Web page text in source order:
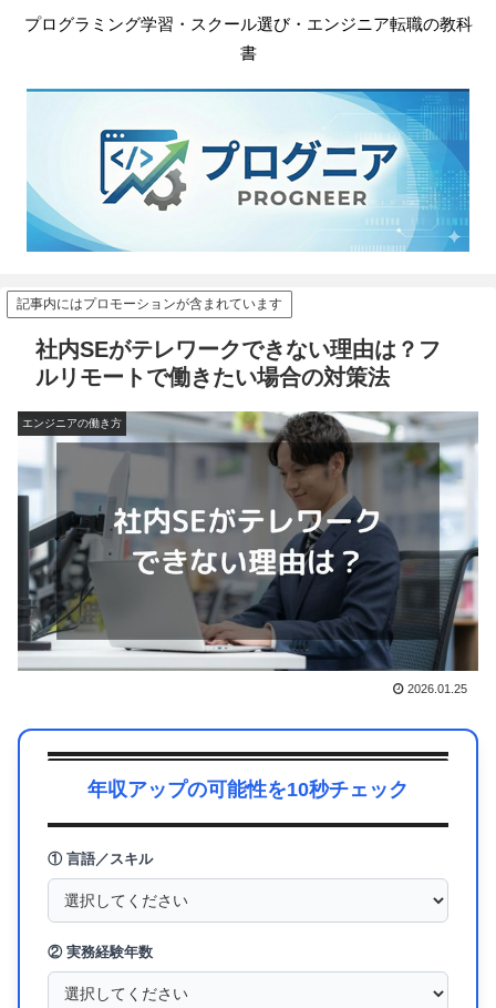
プログラミング学習・スクール選び・エンジニア転職の教科
書
記事内にはプロモーションが含まれています
社内SEがテレワークできない理由は？フ
ルリモートで働きたい場合の対策法
エンジニアの働き方
2026.01.25
年収アップの可能性を10秒チェック
① 言語／スキル
② 実務経験年数